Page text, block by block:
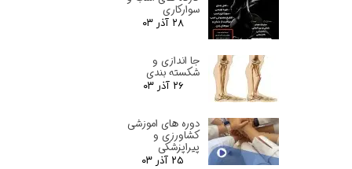
سوارکاری
۲۸ آذر ۰۳
جا اندازی و
شکسته بندی
۲۶ آذر ۰۳
دوره های اموزشی
کشاورزی و
پیراپزشکی
۲۵ آذر ۰۳